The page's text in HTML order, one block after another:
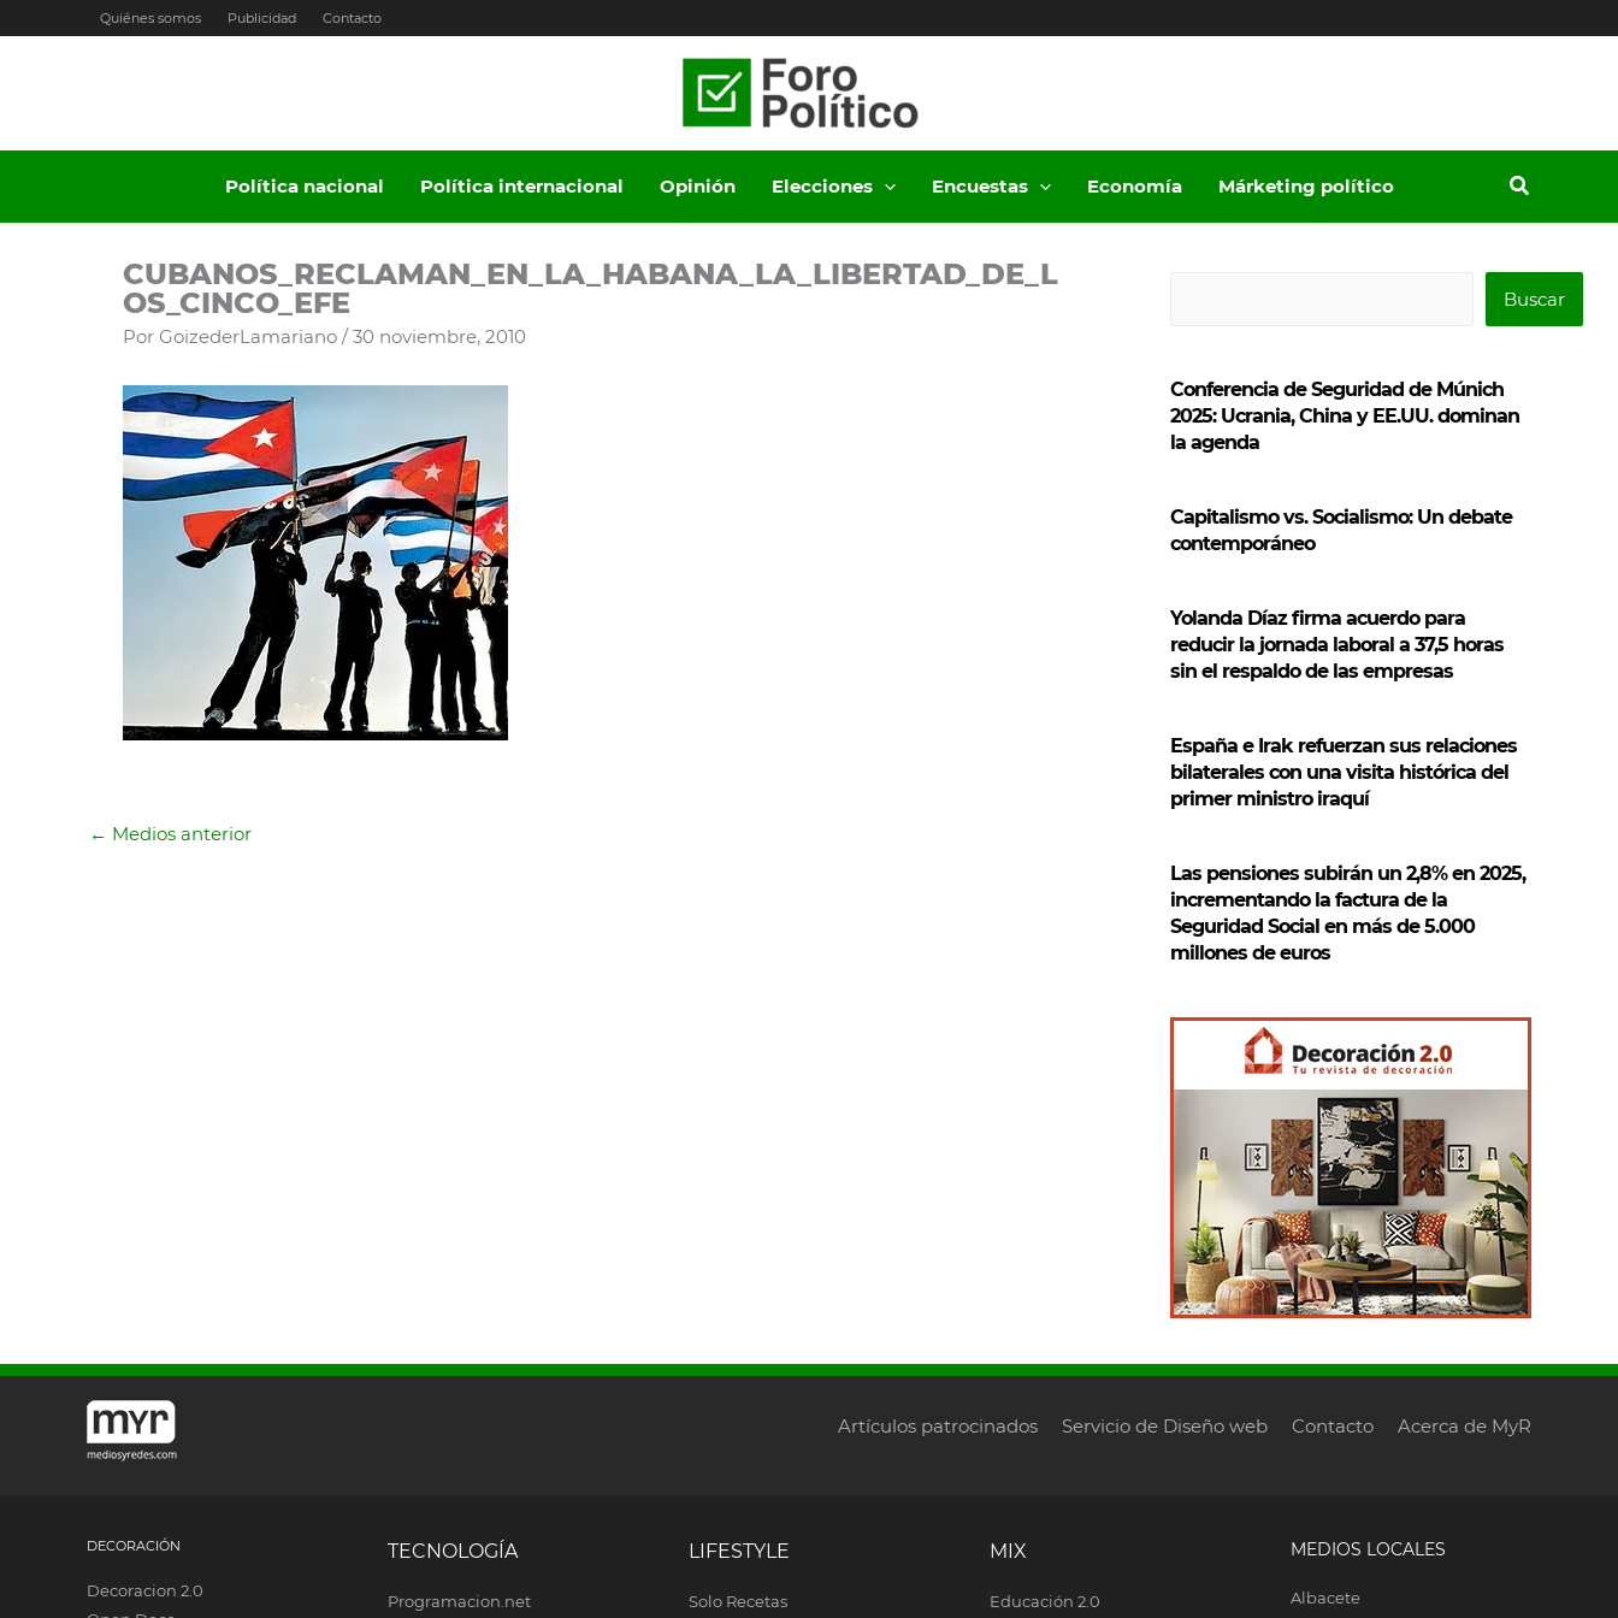
Quiénes somos Publicidad Contacto
Política nacional Política internacional Opinión Elecciones Encuestas Economía Márketing político
CUBANOS_RECLAMAN_EN_LA_HABANA_LA_LIBERTAD_DE_L
OS_CINCO_EFE
Por GoizederLamariano /30 noviembre, 2010
← Medios anterior
c
a
Buscar
Conferencia de Seguridad de Múnich
2025: Ucrania, China y EE.UU. dominan
la agenda
Capitalismo vs. Socialismo: Un debate
contemporáneo
Yolanda Díaz firma acuerdo para
reducir la jornada laboral a 37,5 horas
sin el respaldo de las empresas
España e Irak refuerzan sus relaciones
bilaterales con una visita histórica del
primer ministro iraquí
Las pensiones subirán un 2,8% en 2025,
incrementando la factura de la
Seguridad Social en más de 5.000
millones de euros
Artículos patrocinados Servicio de Diseño web Contacto Acerca de MyR
DECORACIÓN
Decoracion 2.0
TECNOLOGÍA
Programacion.net
LIFESTYLE
Solo Recetas
MIX
Educación 2.0
MEDIOS LOCALES
Albacete